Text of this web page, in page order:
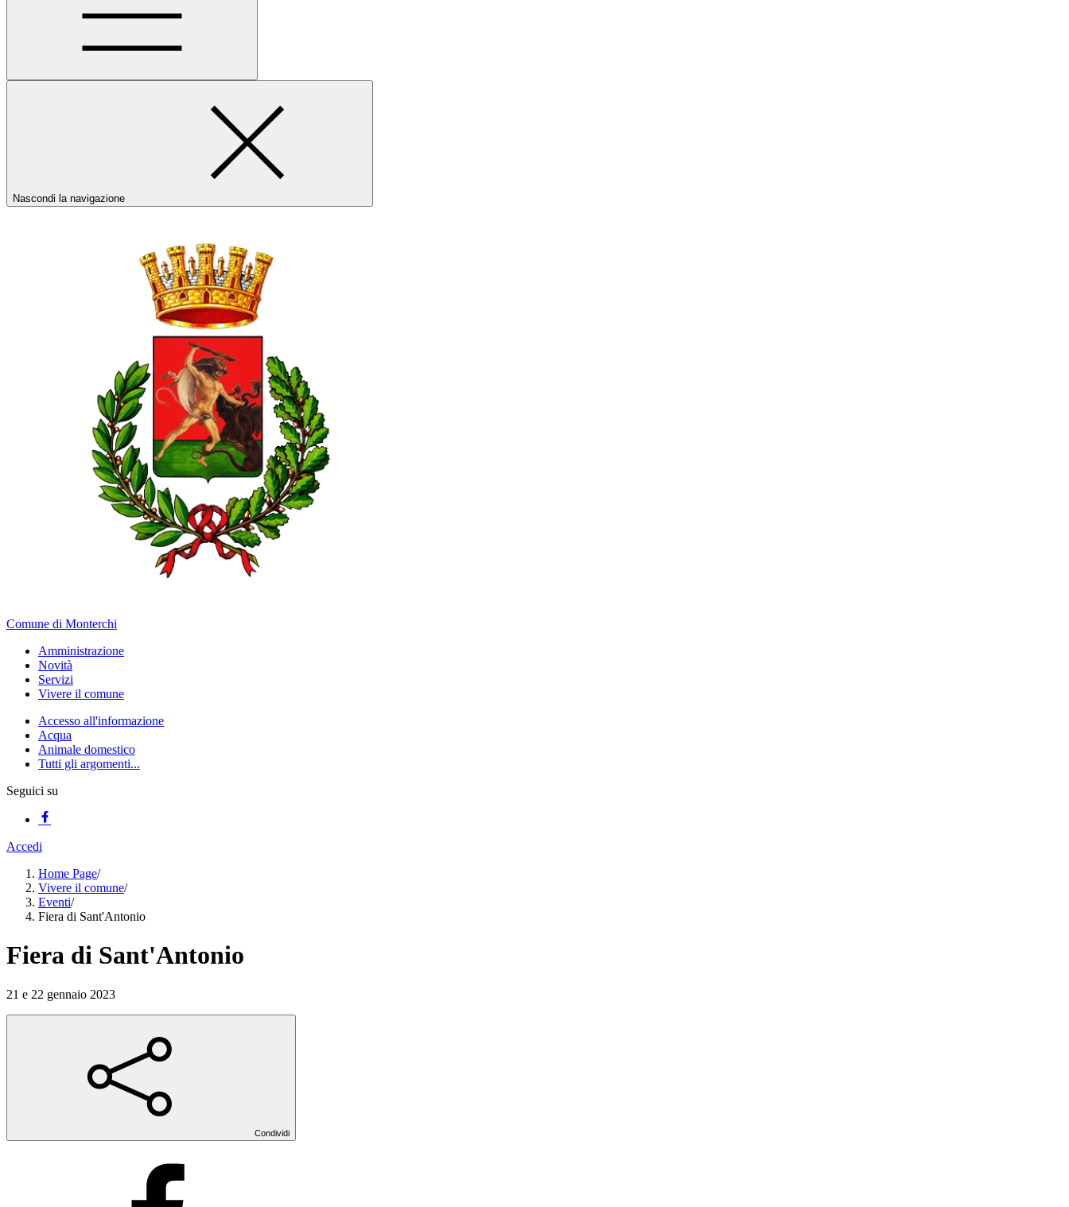
Nascondi la navigazione
Comune di Monterchi
Amministrazione
Novità
Servizi
Vivere il comune
Accesso all'informazione
Acqua
Animale domestico
Tutti gli argomenti...
Seguici su
Accedi
Home Page/
Vivere il comune/
Eventi/
Fiera di Sant'Antonio
Fiera di Sant'Antonio
21 e 22 gennaio 2023
Condividi